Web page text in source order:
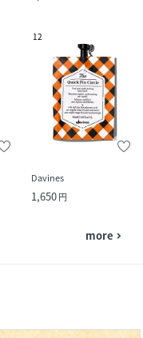
12
Davines
1,650円
more navigate_next